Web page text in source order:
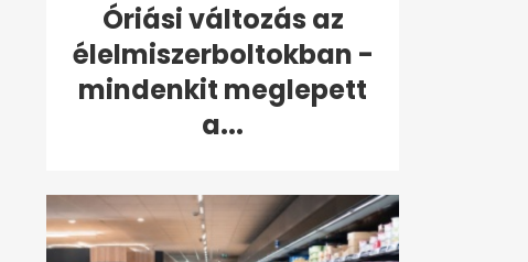
Óriási változás az
élelmiszerboltokban -
mindenkit meglepett
a...